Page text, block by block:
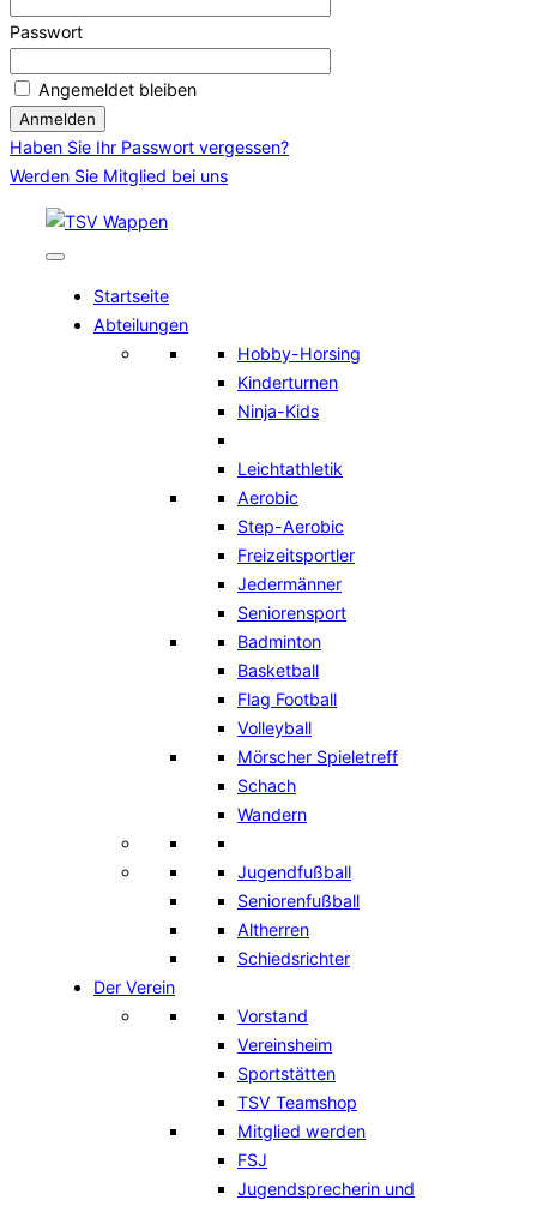
Passwort
Angemeldet bleiben
Haben Sie Ihr Passwort vergessen?
Werden Sie Mitglied bei uns
Inhalt
Startseite
Abteilungen
Hobby-Horsing
Kinderturnen
Ninja-Kids
Leichtathletik
Aerobic
Step-Aerobic
Freizeitsportler
Jedermänner
Seniorensport
Badminton
Basketball
Flag Football
Volleyball
Mörscher Spieletreff
Schach
Wandern
Jugendfußball
Seniorenfußball
Altherren
Schiedsrichter
Der Verein
Vorstand
Vereinsheim
Sportstätten
TSV Teamshop
Mitglied werden
FSJ
Jugendsprecherin und